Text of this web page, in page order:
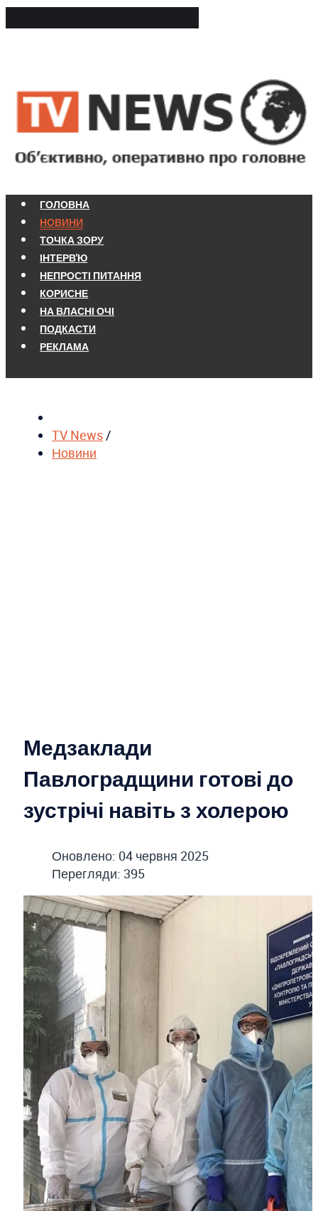
ГОЛОВНА
НОВИНИ
ТОЧКА ЗОРУ
ІНТЕРВ'Ю
НЕПРОСТІ ПИТАННЯ
КОРИСНЕ
НА ВЛАСНІ ОЧІ
ПОДКАСТИ
РЕКЛАМА
TV News/
Новини
Медзаклади
Павлоградщини готові до
зустрічі навіть з холерою
Оновлено: 04 червня 2025
Перегляди: 395